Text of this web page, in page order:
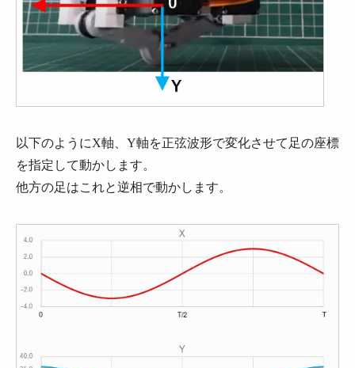
以下のようにX軸、Y軸を正弦波形で変化させて足の座標
を指定して動かします。
他方の足はこれと逆相で動かします。